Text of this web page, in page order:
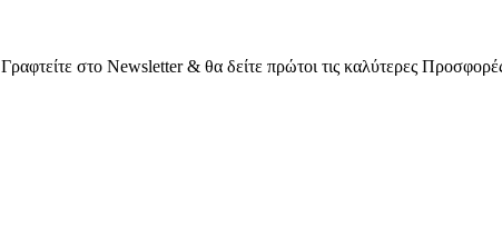
Γραφτείτε στο Νewsletter & θα δείτε πρώτοι τις καλύτερες